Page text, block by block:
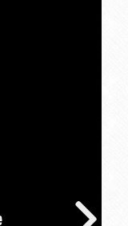
next